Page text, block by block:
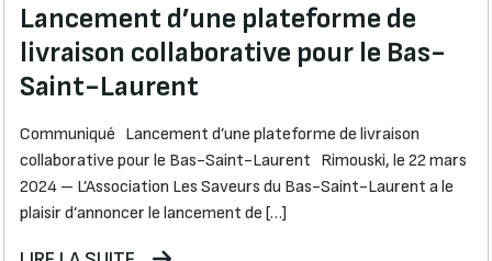
Lancement d’une plateforme de
livraison collaborative pour le Bas-
Saint-Laurent
Communiqué Lancement d’une plateforme de livraison
collaborative pour le Bas-Saint-Laurent Rimouski, le 22 mars
2024 – L’Association Les Saveurs du Bas-Saint-Laurent a le
plaisir d’annoncer le lancement de […]